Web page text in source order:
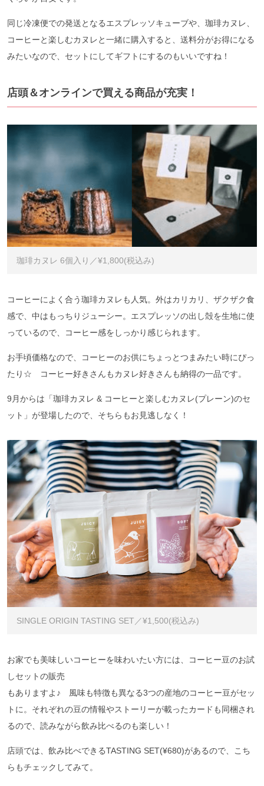
同じ冷凍便での発送となるエスプレッソキューブや、珈琲カヌレ、
コーヒーと楽しむカヌレと一緒に購入すると、送料分がお得になる
みたいなので、セットにしてギフトにするのもいいですね！
店頭＆オンラインで買える商品が充実！
珈琲カヌレ 6個入り／¥1,800(税込み)
コーヒーによく合う珈琲カヌレも人気。外はカリカリ、ザクザク食
感で、中はもっちりジューシー。エスプレッソの出し殻を生地に使
っているので、コーヒー感をしっかり感じられます。
お手頃価格なので、コーヒーのお供にちょっとつまみたい時にぴっ
たり☆ コーヒー好きさんもカヌレ好きさんも納得の一品です。
9月からは「珈琲カヌレ & コーヒーと楽しむカヌレ(プレーン)のセ
ット」が登場したので、そちらもお見逃しなく！
SINGLE ORIGIN TASTING SET／¥1,500(税込み)
お家でも美味しいコーヒーを味わいたい方には、コーヒー豆のお試
しセットの販売
もありますよ♪ 風味も特徴も異なる3つの産地のコーヒー豆がセッ
トに。それぞれの豆の情報やストーリーが載ったカードも同梱され
るので、読みながら飲み比べるのも楽しい！
店頭では、飲み比べできるTASTING SET(¥680)があるので、こち
らもチェックしてみて。